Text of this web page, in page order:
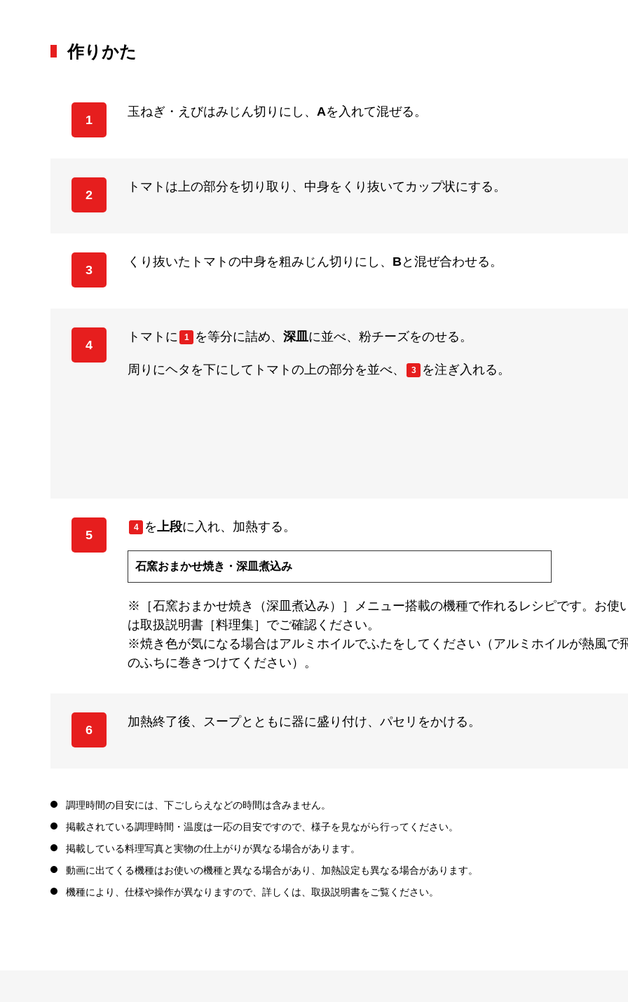
作りかた
1
玉ねぎ・えびはみじん切りにし、 Aを入れて混ぜる。
2
トマトは上の部分を切り取り、中身をくり抜いてカップ状にする。
3
くり抜いたトマトの中身を粗みじん切りにし、 Bと混ぜ合わせる。
4
トマトに 1 を等分に詰め、 深皿に並べ、粉チーズをのせる。
周りにヘタを下にしてトマトの上の部分を並べ、 3 を注ぎ入れる。
5
4 を 上段に入れ、加熱する。
石窯おまかせ焼き・深皿煮込み
※［石窯おまかせ焼き（深皿煮込み）］メニュー搭載の機種で作れるレシピです。お使
は取扱説明書［料理集］でご確認ください。
※焼き色が気になる場合はアルミホイルでふたをしてください（アルミホイルが熱風で
のふちに巻きつけてください）。
6
加熱終了後、スープとともに器に盛り付け、パセリをかける。
調理時間の目安には、下ごしらえなどの時間は含みません。
掲載されている調理時間・温度は一応の目安ですので、様子を見ながら行ってください。
掲載している料理写真と実物の仕上がりが異なる場合があります。
動画に出てくる機種はお使いの機種と異なる場合があり、加熱設定も異なる場合があります。
機種により、仕様や操作が異なりますので、詳しくは、取扱説明書をご覧ください。